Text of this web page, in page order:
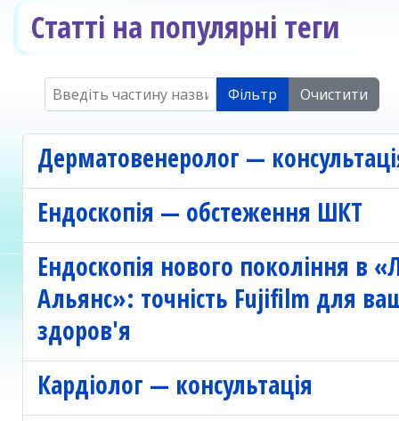
Статті на популярні теги
Введіть частину назвиФільтр Очистити
Дерматовенеролог —
Ендоскопія — обстеження ШКТ
Ендоскопія нового покоління в
Альянс»: точність Fujifilm для
здоров'я
Кардіолог — консультація